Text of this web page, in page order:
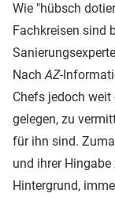
Wie "hübsch
Fachkreisen sind
NachAZ-
Chefs jedoch weit
gelegen, zu
für ihn sind.
und ihrer
Hintergrund,